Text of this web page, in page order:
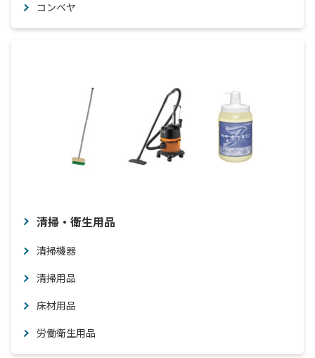
コンベヤ
清掃・衛生用品
清掃機器
清掃用品
床材用品
労働衛生用品